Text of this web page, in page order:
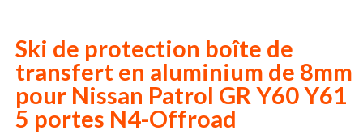
Ski de protection boîte de
transfert en aluminium de 8mm
pour Nissan Patrol GR Y60 Y61
5 portes N4-Offroad